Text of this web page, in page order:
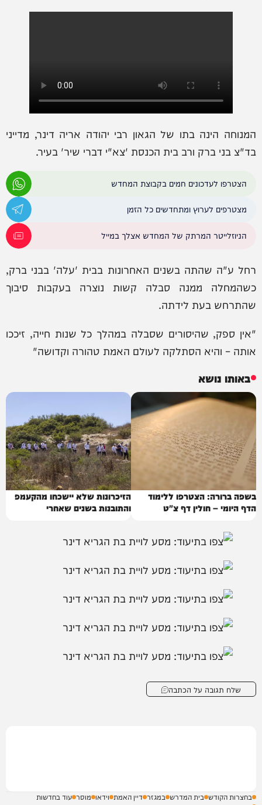
המנוחה הינה בתו של הגאון רבי יהודה אריה דינר, מדייני
בד"צ בני ברק ורב בית הכנסת 'צא"י דברי שיר' בעיר.
הצטרפו לעדכונים חמים בקבוצת המחדש
מצטרפים לערוץ ומתחדשים כל הזמן
הניוזלייטר המרתק של המחדש אצלך במייל
רחל ע"ה שהתה בשנים האחרונות בבית 'עלה' בבני ברק,
כשהמחלה ממנה סבלה קשות נוצרה בעקבות סיבוך
שהתרחש בעת לידתה.
"אין ספק, שהיסורים שסבלה במהלך כל שנות חייה, זיככו
אותה – והיא הסתלקה לעולם האמת טהורה וקדושה"
באותו נושא
בשפה ברורה: הצטרפו ללימוד
הדף היומי – חולין דף צ"ט
הזיכרונות שלא יישכחו מהקעמפ
והתובנות בשנים שאחרי
שלח תגובה על הכתבה
בחצרות הקודש בית המדרש במגזר דיין האמת וידאו מוסר עוד בחדשות